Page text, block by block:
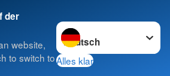
der
website,
to switch to
Sprache wechseln zu
Alles klar